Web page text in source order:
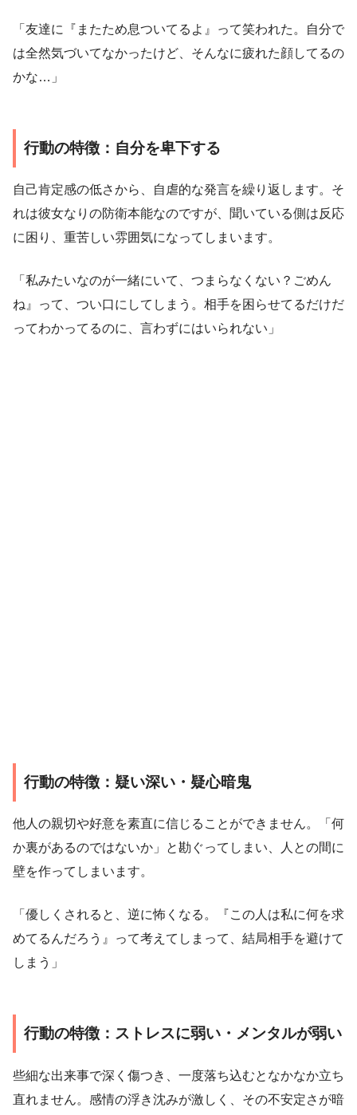
「友達に『またため息ついてるよ』って笑われた。自分で
は全然気づいてなかったけど、そんなに疲れた顔してるの
かな…」
行動の特徴：自分を卑下する
自己肯定感の低さから、自虐的な発言を繰り返します。そ
れは彼女なりの防衛本能なのですが、聞いている側は反応
に困り、重苦しい雰囲気になってしまいます。
「私みたいなのが一緒にいて、つまらなくない？ごめん
ね』って、つい口にしてしまう。相手を困らせてるだけだ
ってわかってるのに、言わずにはいられない」
行動の特徴：疑い深い・疑心暗鬼
他人の親切や好意を素直に信じることができません。「何
か裏があるのではないか」と勘ぐってしまい、人との間に
壁を作ってしまいます。
「優しくされると、逆に怖くなる。『この人は私に何を求
めてるんだろう』って考えてしまって、結局相手を避けて
しまう」
行動の特徴：ストレスに弱い・メンタルが弱い
些細な出来事で深く傷つき、一度落ち込むとなかなか立ち
直れません。感情の浮き沈みが激しく、その不安定さが暗